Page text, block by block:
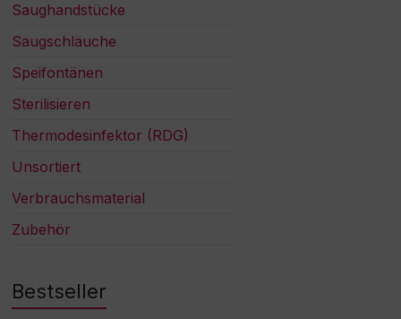
Saughandstücke
Saugschläuche
Speifontänen
Sterilisieren
Thermodesinfektor (RDG)
Unsortiert
Verbrauchsmaterial
Zubehör
Bestseller